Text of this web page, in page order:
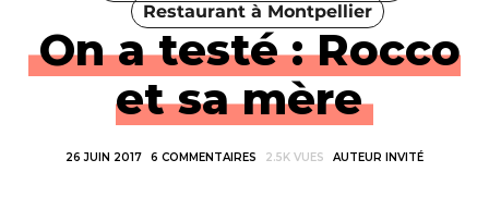
Restaurant à Montpellier
On a testé : Rocco
et sa mère
26 JUIN 2017 6 COMMENTAIRES 2.5K VUES AUTEUR INVITÉ